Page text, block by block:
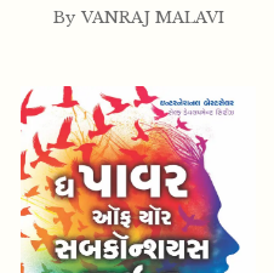
By VANRAJ MALAVI